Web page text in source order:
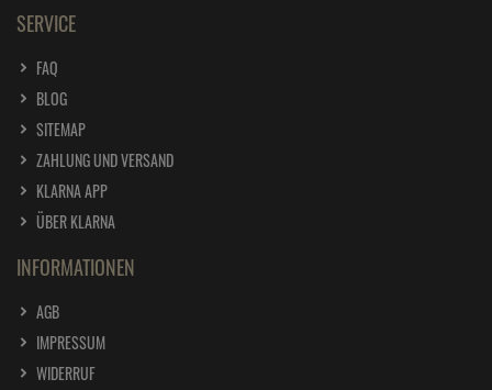
SERVICE
FAQ
BLOG
SITEMAP
ZAHLUNG UND VERSAND
KLARNA APP
ÜBER KLARNA
INFORMATIONEN
AGB
IMPRESSUM
WIDERRUF